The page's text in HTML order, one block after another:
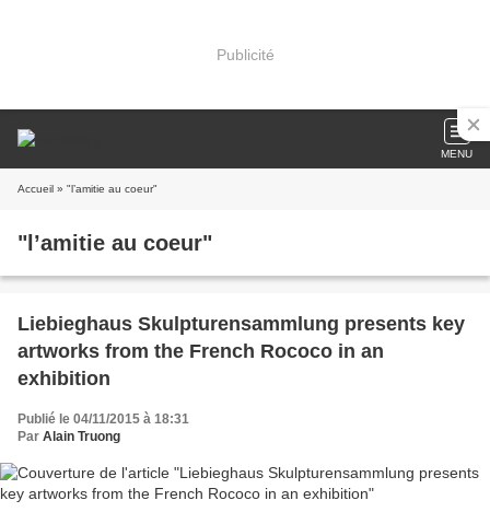
Publicité
MENU
Accueil » "l’amitie au coeur"
"l’amitie au coeur"
Liebieghaus Skulpturensammlung presents key
artworks from the French Rococo in an
exhibition
Publié le 04/11/2015 à 18:31
Par Alain Truong